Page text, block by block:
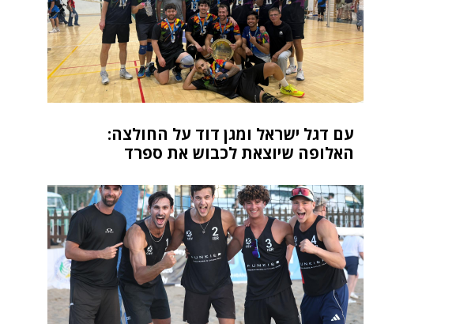
עם דגל ישראל ומגן דוד על החולצה:
האלופה שיוצאת לכבוש את ספרד